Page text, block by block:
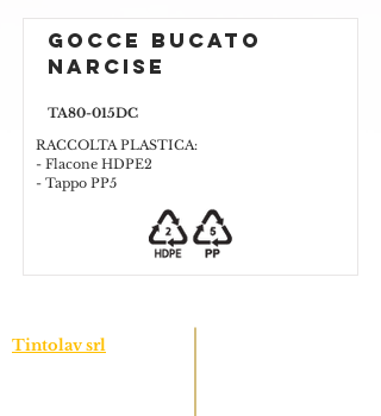
GOCCE BUCATO
Narcise
TA80-015DC
RACCOLTA PLASTICA:
- Flacone HDPE2
- Tappo PP5
Tintolav srl